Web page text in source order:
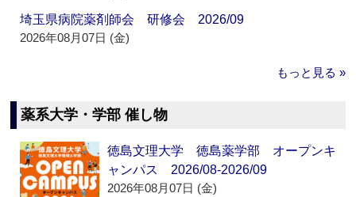
埼玉県病院薬剤師会 研修会 2026/09
2026年08月07日 (金)
もっと見る »
薬系大学・学部 催し物
徳島文理大学 徳島薬学部 オープンキ
ャンパス 2026/08-2026/09
2026年08月07日 (金)